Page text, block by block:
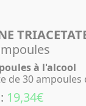
à l'alcool
de 30 ampoules
19,34€